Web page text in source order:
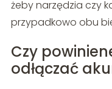
żeby narzędzia czy
przypadkowo obu
Czy
odłączać